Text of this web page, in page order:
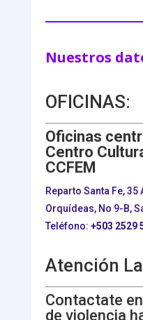
Nuestros
OFICINAS:
Oficinas
Centro
CCFEM
Reparto Santa Fe,
Orquídeas, No 9-B,
Teléfono: +503 2529
Atención
Contactate
de violencia